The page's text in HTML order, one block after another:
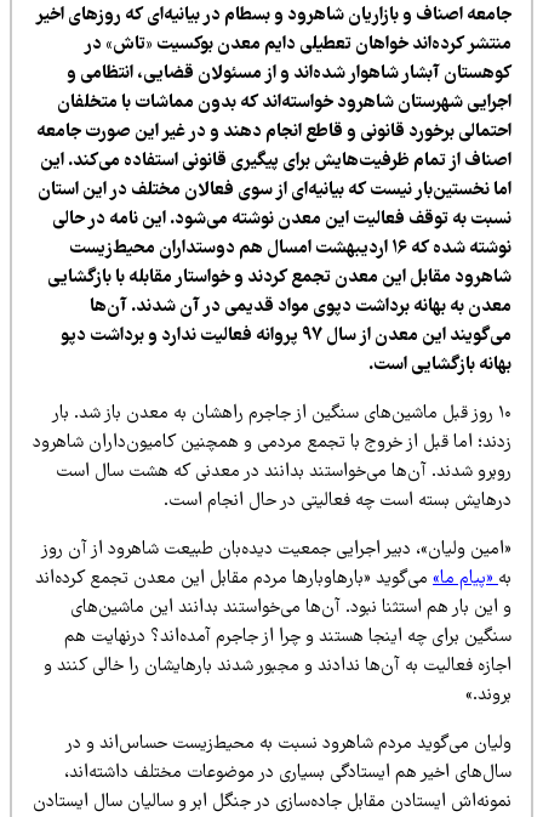
اصناف و بازاریان شاهرود و بسطام در بیانیه‌ای که روزهای اخیر
کرده‌اند خواهان تعطیلی دایم معدن بوکسیت «تاش» در
آبشار شاهوار شده‌اند و از مسئولان قضایی، انتظامی و
شهرستان شاهرود خواسته‌اند که بدون مماشات با متخلفان
برخورد قانونی و قاطع انجام دهند و در غیر این صورت جامعه
از تمام ظرفیت‌هایش برای پیگیری قانونی استفاده می‌کند. این
نخستین‌بار نیست که بیانیه‌ای از سوی فعالان مختلف در این استان
به توقف فعالیت این معدن نوشته می‌شود. این نامه در حالی
نوشته شده که ۱۶ اردیبهشت امسال هم دوستداران محیط‌زیست
مقابل این معدن تجمع کردند و خواستار مقابله با بازگشایی
به بهانه برداشت دپوی مواد قدیمی در آن شدند. آن‌ها
می‌گویند این معدن از سال ۹۷ پروانه فعالیت ندارد و برداشت دپو
بازگشایی است.
۱۰ روز قبل ماشین‌های سنگین از جاجرم راهشان به معدن باز شد. بار
اما قبل از خروج با تجمع مردمی و همچنین کامیون‌داران شاهرود
شدند. آن‌ها می‌خواستند بدانند در معدنی که هشت سال است
بسته است چه فعالیتی در حال انجام است.
ولیان»، دبیر اجرایی جمعیت دیده‌بان طبیعت شاهرود از آن روز
«پیام ما»می‌گوید «بارهاوبارها مردم مقابل این معدن تجمع کرده‌اند
این بار هم استثنا نبود. آن‌ها می‌خواستند بدانند این ماشین‌های
برای چه اینجا هستند و چرا از جاجرم آمده‌اند؟ درنهایت هم
فعالیت به آن‌ها ندادند و مجبور شدند بارهایشان را خالی کنند و
می‌گوید مردم شاهرود نسبت به محیط‌زیست حساس‌اند و در
اخیر هم ایستادگی بسیاری در موضوعات مختلف داشته‌اند،
ایستادن مقابل جاده‌سازی در جنگل ابر و سالیان سال ایستادن